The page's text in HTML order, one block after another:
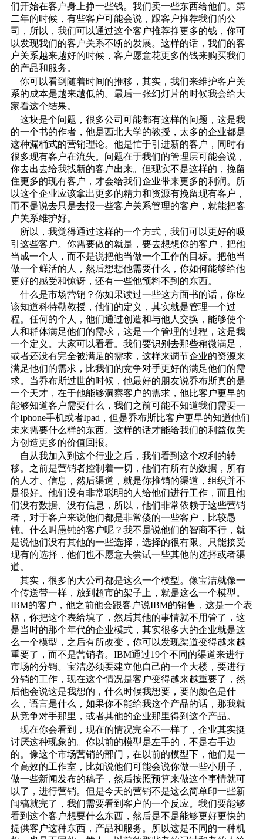
们开始在客户身上挣一些钱。我们卖一些东西给他们。第
二年的时候，有些客户可能会说，跟客户推荐我们的公
司，所以，我们可以通过这个客户推荐挣更多的钱，你可
以发现我们的客户关系不断的发展。这样的话，我们的客
户关系越来越好的时候，客户愿意花更多的钱来购买我们
的产品和服务。
你可以看到随着时间的推移，其实，我们来维护客户关
系的成本是越来越低的。最后一张幻灯片的时候我会给大
家看这个结果。
这块是个问题，很多公司可能都有这样的问题，这是我
的一个书的作者，他是西北大学的教授，太多的企业都是
这种漏桶式的营销理论。他是忙于引进新的客户，同时有
很多现有客户在流失。问题在于我们的管理层可能会说，
你去出去给我找新的客户出来。但现实不是这样的，挽留
住更多的现有客户，才会给我们企业带来更多的利润。所
以这个企业应该拿出更多的精力和资源有挽留现有客户，
而不是说去只是去报一些客户关系管理的客户，就能把客
户关系维护好。
所以，我觉得通过这样的一个方式，我们可以更好的吸
引这些客户。你需要做的就是，要去想想你的客户，把他
当成一个人，而不是说把他当做一个工作的目标。把他当
做一个鲜活的人，然后想想他需要什么，你如何能够给他
更好的感受和惊讶，还有一些他预料不到的东西。
什么是市场营销？你如果读过一些这方面书的话，你应
该知道科特勒教授，他们的定义，其实就是管理一个过
程。任何的个人，他们通过创造和与他人交换，能够使个
人和群体满足他们的需求，这是一个管理的过程，这是我
一个定义。大家可以看看。我们要识别去那些稍微满足，
或者还没有完全被满足的需求，这样来调节企业的资源来
满足他们的需求，比我们的竞争对手更好的满足他们的需
求。当乔布斯过世的时候，他最好的朋友说乔布斯真的是
一个天才，在于他能够洞察客户的需求，他比客户更早的
能够知道客户需要什么，我们之前可能不知道我们需要一
个Iphone手机或者Ipad，但是乔布斯比客户更早的知道他们
未来需要什么样的东西。这样的话才能给我们的利益攸关
方创造更多的价值回报。
自从我加入到这个行业之后，我们看到这个权利的转
移。之前是营销者控制着一切，他们有所有的数据，所有
的人才、信息，然后渠道，就是你推销的渠道，组织并不
是很好。他们没有非常聪明的人给他们进行工作，而且他
们没有数据、没有信息，所以，他们非常依赖于这些营销
者，对于客户来说他们都是非常傻的一些客户，比较愚
钝。什么叫愚钝的客户呢？我不是说他们的智商不行，就
是说他们没有其他的一些选择，选择的很有限。只能接受
现有的选择，他们也不愿意去尝试一些其他的选择或者渠
道。
其实，很多的大公司都是这么一个模型。像宝洁就像一
个传送带一样，放到超市的架子上，就是这么一个模型。
IBM的客户，他之前他会跟客户说IBM的销售，这是一个表
格，你把这个表给填了，然后其他的事情就不用管了，这
是当时的那个年代的企业模式，其实很多大的企业就是这
么一个模型，之后有所改变，你可以发现渠道变得越来越
重要了，而不是营销者。IBM通过19个不同的渠道来进行
市场的分销。宝洁必须要建立他自己的一个大楼，要进行
分销的工作，现在这个情况是客户变得越来越重要了，然
后他会说这是我想的，什么时候我想要，要的颜色是什
么，语言是什么，如果你不能给我这个产品的话，那我就
从竞争对手那里，或者其他的企业那里得到这个产品。
现在你会看到，现在的情况完全不一样了，企业其实挺
讨厌这种现象的。你以前的模型是左手的，不是右手边
的。像这个市场营销的部门，在以前的模型下，他们是一
个高效的工作室，比如说他们可能会说你做一些小册子，
做一些新闻发布的稿子，然后按照预算来做这个事情就可
以了，进行营销。但是今天的营销不是这么简单印一些新
闻稿就完了，我们需要看到客户的一个反应。我们要能够
看到这个客户想要什么东西，然后是不是能够更好更快的
提供客户这种东西，产品和服务。所以这是不同的一种机